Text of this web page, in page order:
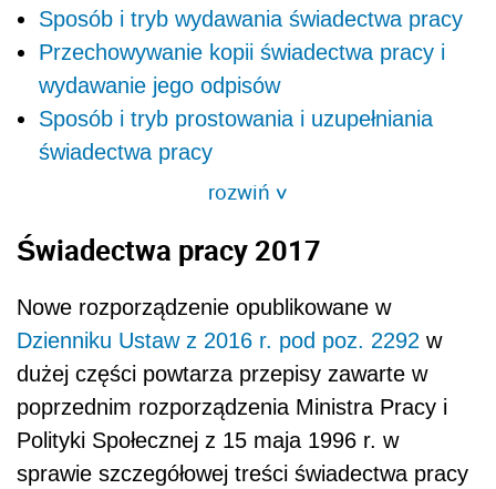
Sposób i tryb wydawania świadectwa pracy
Przechowywanie kopii świadectwa pracy i
wydawanie jego odpisów
Sposób i tryb prostowania i uzupełniania
świadectwa pracy
rozwiń>
Świadectwa pracy 2017
Nowe rozporządzenie opublikowane w
Dzienniku Ustaw z 2016 r. pod poz. 2292 w
dużej części powtarza przepisy zawarte w
poprzednim rozporządzenia Ministra Pracy i
Polityki Społecznej z 15 maja 1996 r. w
sprawie szczegółowej treści świadectwa pracy